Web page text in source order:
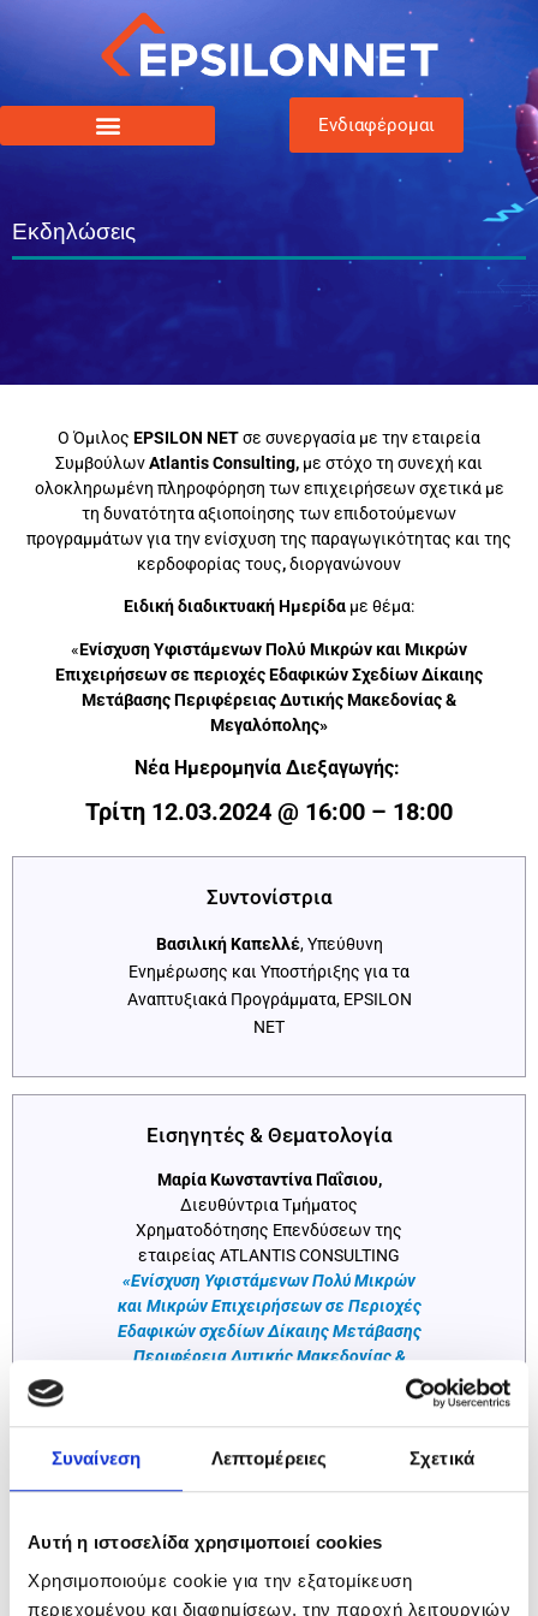
Συναίνεση Λεπτομέρειες Σχετικά
Αυτή η ιστοσελίδα χρησιμοποιεί cookies
Χρησιμοποιούμε cookie για την εξατομίκευση
περιεχομένου και διαφημίσεων, την παροχή λειτουργιών
Ενδιαφέρομαι
Εκδηλώσεις
Ο Όμιλος EPSILON NETσε συνεργασία με την εταιρεία
ΣυμβούλωνAtlantisConsulting, με στόχο τη συνεχή και
ολοκληρωμένη πληροφόρηση των επιχειρήσεων σχετικά με
τη δυνατότητα αξιοποίησης των επιδοτούμενων
προγραμμάτων για την ενίσχυση της παραγωγικότητας και της
κερδοφορίας τους,διοργανώνουν
Ειδική διαδικτυακήΗμερίδα με θέμα:
«Ενίσχυση Υφιστάμενων Πολύ Μικρών και Μικρών
Επιχειρήσεων σε περιοχές Εδαφικών Σχεδίων Δίκαιης
Μετάβασης Περιφέρειας Δυτικής Μακεδονίας &
Μεγαλόπολης»
Νέα Ημερομηνία Διεξαγωγής:
Τρίτη 12.03.2024 @ 16:00 – 18:00
Συντονίστρια
Βασιλική Καπελλέ, Υπεύθυνη
Ενημέρωσης και Υποστήριξης για τα
Αναπτυξιακά Προγράμματα, EPSILON
NET
Εισηγητές & Θεματολογία
Μαρία Κωνσταντίνα Παΐσιου,
Διευθύντρια Τμήματος
Χρηματοδότησης Επενδύσεων της
εταιρείας ATLANTIS CONSULTING
«Ενίσχυση Υφιστάμενων Πολύ Μικρών
και Μικρών Επιχειρήσεων σε Περιοχές
Εδαφικών σχεδίων Δίκαιης Μετάβασης
Περιφέρεια Δυτικής Μακεδονίας &
σημείων, των επιλέξιμων δαπανών και
της διαδικασίας υποβολής των αιτήσεων
Ανδρέας Φασόλης, Sales Team Manager,
EPSILON NET
Ολοκληρωμένες λύσεις